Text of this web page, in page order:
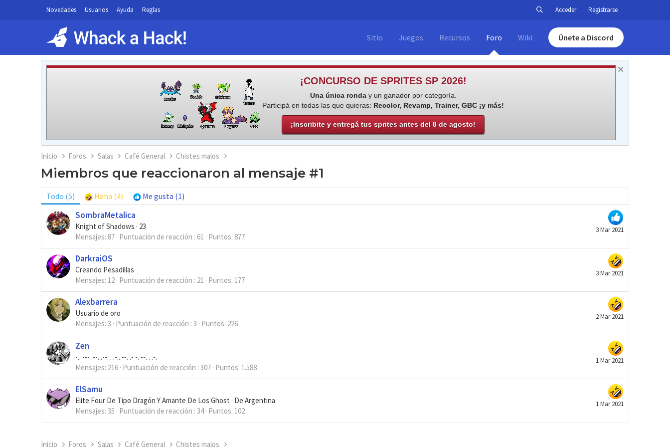
Novedades Usuarios Ayuda Reglas Acceder Registrarse
Sitio Juegos Recursos Foro Wiki Únete a Discord
¡CONCURSO DE SPRITES SP 2026!
Una única ronday un ganador por categoría.
Participá en todas las que quieras: Recolor, Revamp, Trainer, GBC ¡y más!
¡Inscribite y entregá tus sprites antes del 8 de agosto!
Inicio Foros Salas Café General Chistes malos
Miembros que reaccionaron al mensaje #1
Todo (5) Haha (4) Me gusta (1)
3 Mar 2021
SombraMetalica
Knight of Shadows · 23
Mensajes 87 Puntuación de reacción 61 Puntos 877
3 Mar 2021
DarkraiOS
Creando Pesadillas
Mensajes 12 Puntuación de reacción 21 Puntos 177
2 Mar 2021
Alexbarrera
Usuario de oro
Mensajes 3 Puntuación de reacción 3 Puntos 226
1 Mar 2021
Zen
-.. --- .--. .--. . .-.. --. .- -. --. . .-.
Mensajes 216 Puntuación de reacción 307 Puntos 1.588
1 Mar 2021
ElSamu
Elite Four De Tipo Dragón Y Amante De Los Ghost · De Argentina
Mensajes 35 Puntuación de reacción 34 Puntos 102
Inicio Foros Salas Café General Chistes malos